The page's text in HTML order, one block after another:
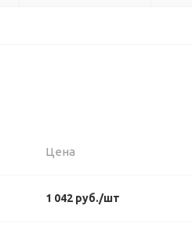
Цена
1 042 руб./шт